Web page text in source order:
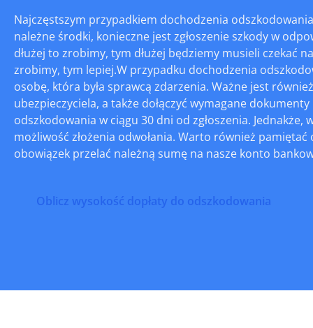
Najczęstszym przypadkiem dochodzenia
należne środki, konieczne jest zgłoszenie szkody w
dłużej to zrobimy, tym dłużej będziemy musieli czekać
zrobimy, tym lepiej.W przypadku dochodzenia
osobę, która była sprawcą zdarzenia. Ważne jest
ubezpieczyciela, a także dołączyć wymagane
odszkodowania w ciągu 30 dni od zgłoszenia.
możliwość złożenia odwołania. Warto również
obowiązek przelać należną sumę na nasze konto
Oblicz wysokość dopłaty do odszkodowania